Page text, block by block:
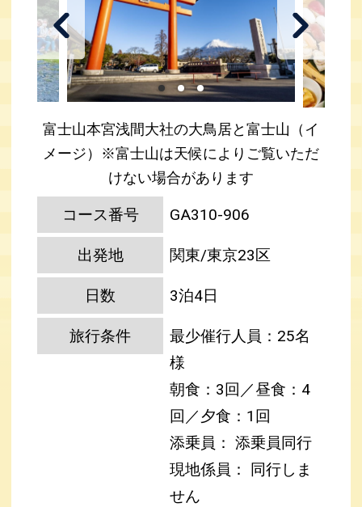
富士山本宮浅間大社の大鳥居と富士山（イ
メージ）※富士山は天候によりご覧いただ
けない場合があります
コース番号 GA310-906
出発地 関東/東京23区
日数 3泊4日
旅行条件
最少催行人員：25名
様
朝食：3回／昼食：4
回／夕食：1回
添乗員： 添乗員同行
現地係員： 同行しま
せん